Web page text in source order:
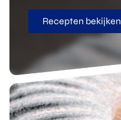
Recepten bekijken